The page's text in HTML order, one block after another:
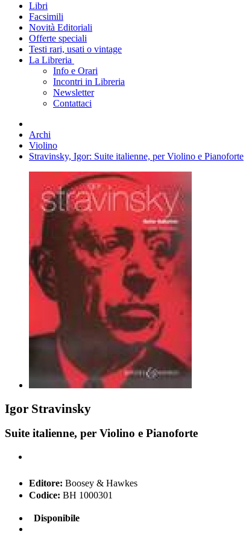
Libri
Facsimili
Novità Editoriali
Offerte speciali
Testi rari, usati o vintage
La Libreria
Info e Orari
Incontri in Libreria
Newsletter
Contattaci
Archi
Violino
Stravinsky, Igor: Suite italienne, per Violino e Pianoforte
Igor Stravinsky
Suite italienne, per Violino e Pianoforte
Editore: Boosey & Hawkes
Codice: BH 1000301
Disponibile